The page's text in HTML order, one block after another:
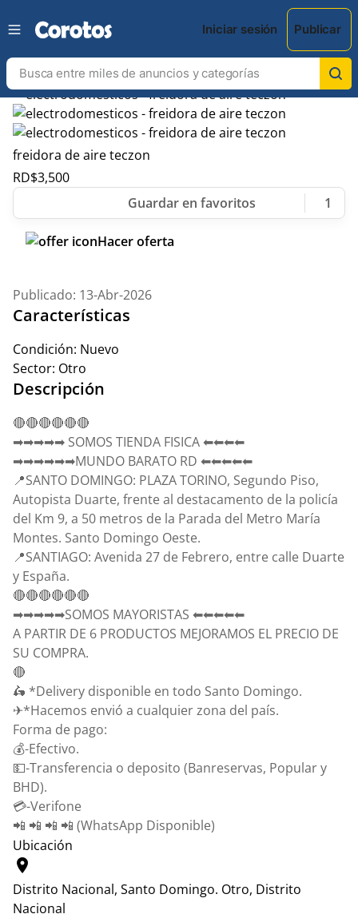
Iniciar sesión Publicar
freidora de aire teczon
RD$3,500
1
Hacer oferta
Publicado: 13-Abr-2026
Características
Condición: Nuevo
Sector: Otro
Descripción
🔴🔴🔴🔴🔴🔴
➡➡➡➡➡ SOMOS TIENDA FISICA ⬅⬅⬅⬅
➡➡➡➡➡➡MUNDO BARATO RD ⬅⬅⬅⬅⬅
📍SANTO DOMINGO: PLAZA TORINO, Segundo Piso,
Autopista Duarte, frente al destacamento de la policía
del Km 9, a 50 metros de la Parada del Metro María
Montes. Santo Domingo Oeste.
📍SANTIAGO: Avenida 27 de Febrero, entre calle Duarte
y España.
🔴🔴🔴🔴🔴🔴
➡➡➡➡➡SOMOS MAYORISTAS ⬅⬅⬅⬅⬅
A PARTIR DE 6 PRODUCTOS MEJORAMOS EL PRECIO DE
SU COMPRA.
🔴
🛵 *Delivery disponible en todo Santo Domingo.
✈*Hacemos envió a cualquier zona del país.
Forma de pago:
💰-Efectivo.
💵-Transferencia o deposito (Banreservas, Popular y
BHD).
💳-Verifone
📲 📲 📲 📲 (WhatsApp Disponible)
Ubicación
location_on
Distrito Nacional, Santo Domingo. Otro, Distrito
Nacional